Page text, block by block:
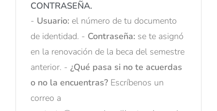
CONTRASEÑA.
- Usuario: el número de tu documento
de identidad. - Contraseña: se te asignó
en la renovación de la beca del semestre
anterior. -¿Qué pasa si no te acuerdas
o no la encuentras? Escríbenos un
correo a